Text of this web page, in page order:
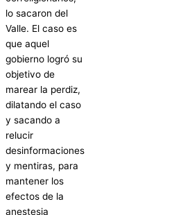
lo sacaron del
Valle. El caso es
que aquel
gobierno logró su
objetivo de
marear la perdiz,
dilatando el caso
y sacando a
relucir
desinformaciones
y mentiras, para
mantener los
efectos de la
anestesia